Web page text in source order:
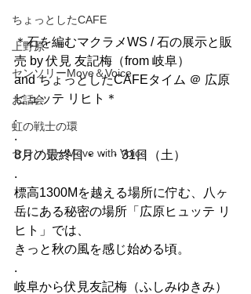
ちょっとしたCAFE
上野原
センソリーMove＆Voice
お話会
虹の戦士の環
センソリーMove with Voice
＊石を編むマクラメWS / 石の展示と販
売 by 伏見 友記梅（from 岐阜）
and ちょっとしたCAFEタイム ＠ 広原
ヒュッテ リヒト＊
.
.
8月の最終日・・・31日（土）
.
標高1300Mを越える場所に佇む、八ヶ
岳にある秘密の場所「広原ヒュッテ リ
ヒト」では、
きっと秋の風を感じ始める頃。
.
岐阜から伏見友記梅（ふしみゆきみ）